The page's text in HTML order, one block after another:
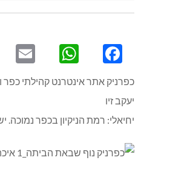
Facebook
WhatsApp
כפרניק אתר אינטרנט קהילתי כפר
יעקב זיו
יחיאלי: רמת הניקיון בכפר נמוכה. יש